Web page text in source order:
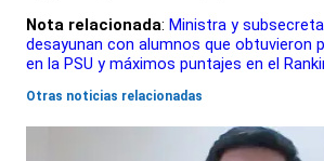
Nota relacionada: Ministra y
desayunan con alumnos que obtuvieron
en la PSU y máximos puntajes en el
Otras noticias relacionadas